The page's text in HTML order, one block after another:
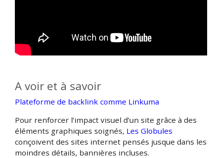
A voir et à savoir
Plateforme de backlink comme Linkuma
Pour renforcer l’impact visuel d’un site grâce à des
éléments graphiques soignés, Les Globules
conçoivent des sites internet pensés jusque dans les
moindres détails, bannières incluses.